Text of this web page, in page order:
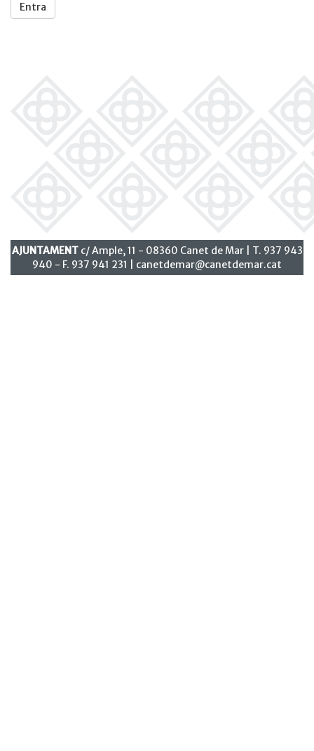
Entra
AJUNTAMENTc/ Ample, 11 - 08360 Canet de Mar | T. 937 943
940 - F. 937 941 231 | canetdemar@canetdemar.cat